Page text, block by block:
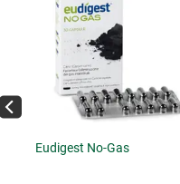
Eudigest No-Gas